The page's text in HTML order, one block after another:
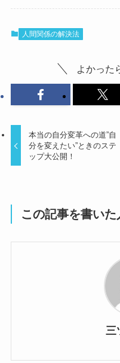
人間関係の解決法
よかった
本当の自分変革への道”自
分を変えたい”ときのステ
ップ大公開！
この記事を書いた
三